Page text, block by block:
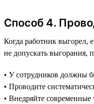
Способ 4.
Когда работник выгорел,
не допускать выгорания,
• У сотрудников должны
• Проводите
• Внедряйте современные